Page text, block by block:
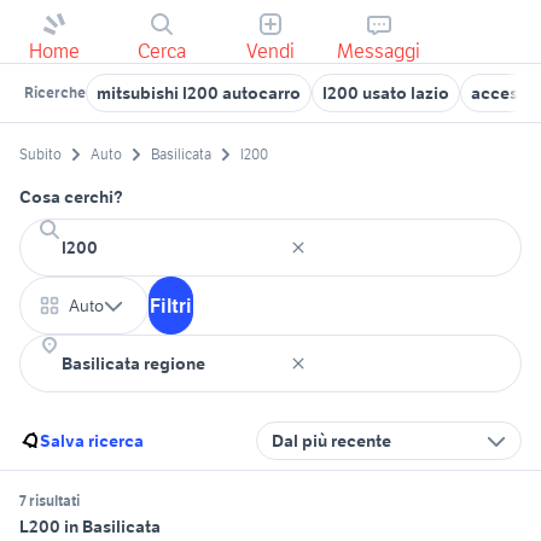
Home Cerca Vendi Messaggi
Ricerche mitsubishi l200 autocarro l200 usato lazio
Subito Auto Basilicata l200
Cosa cerchi?
Auto Filtri
Salva ricerca Dal più recente
7 risultati
L200 in Basilicata